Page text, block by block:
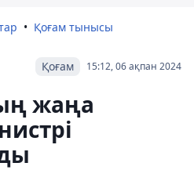
Қоғам тынысы
15:12, 06 ақпан 2024
Қоғам
жаңа